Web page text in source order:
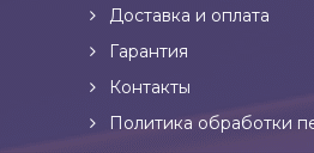
Доставка и оплата
Гарантия
Контакты
Политика обработки